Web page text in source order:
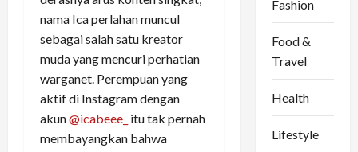
nama Ica perlahan muncul
sebagai salah satu kreator
muda yang mencuri perhatian
warganet. Perempuan yang
aktif di Instagram dengan
akun@icabeee_ itu tak pernah
membayangkan bahwa
Fashion
Food &
Travel
Health
Lifestyle